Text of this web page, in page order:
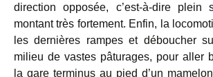
direction opposée, c’est-à-dire plein
montant très fortement. Enfin, la
les dernières rampes et déboucher
milieu de vastes pâturages, pour aller
la gare terminus au pied d’un